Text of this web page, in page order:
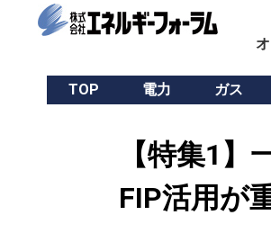
TOP 電力 ガス
【特集1
FIP活用が